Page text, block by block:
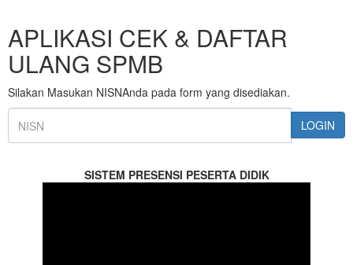
APLIKASI CEK & DAFTAR
ULANG SPMB
Silakan Masukan NISNAnda pada form yang disediakan.
LOGIN
SISTEM PRESENSI PESERTA DIDIK